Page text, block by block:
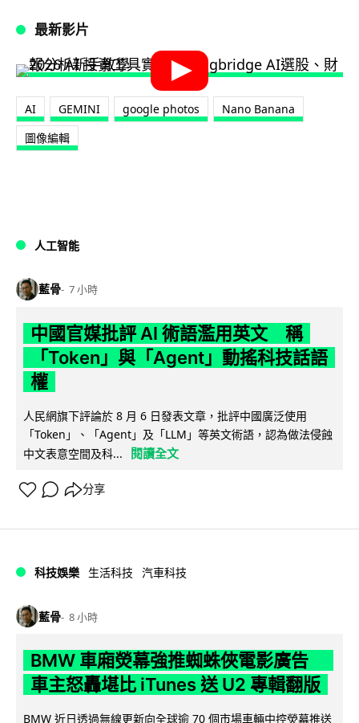
最新影片
AI GEMINI google photos
Nano Banana
圖像編輯
人工智能
藍骨 7 小時
中國官媒批評 AI 術語濫用英文 稱
「Token」與「Agent」動搖科技話語
權
人民網旗下評論於 8 月 6 日發表文章，批評中國廣泛使用
「Token」、「Agent」及「LLM」等英文術語，認為做法侵蝕
中文表意空間及科...
閱讀全文
分享
科技娛樂 生活科技 汽車科技
藍骨 8 小時
BMW 車廂熒幕強推蜘蛛俠電影廣告
車主怒轟堪比 iTunes 送 U2 專輯翻版
BMW 近日透過無線更新向全球逾 70 個市場車輛中控熒幕推送